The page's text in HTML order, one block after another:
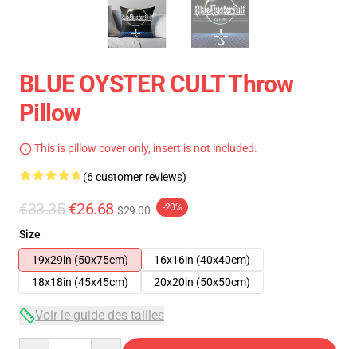
BLUE OYSTER CULT Throw
Pillow
This is pillow cover only, insert is not included.
(6 customer reviews)
€33.35 €26.68 $29.00 -20%
Size
19x29in (50x75cm)
16x16in (40x40cm)
18x18in (45x45cm)
20x20in (50x50cm)
Voir le guide des tailles